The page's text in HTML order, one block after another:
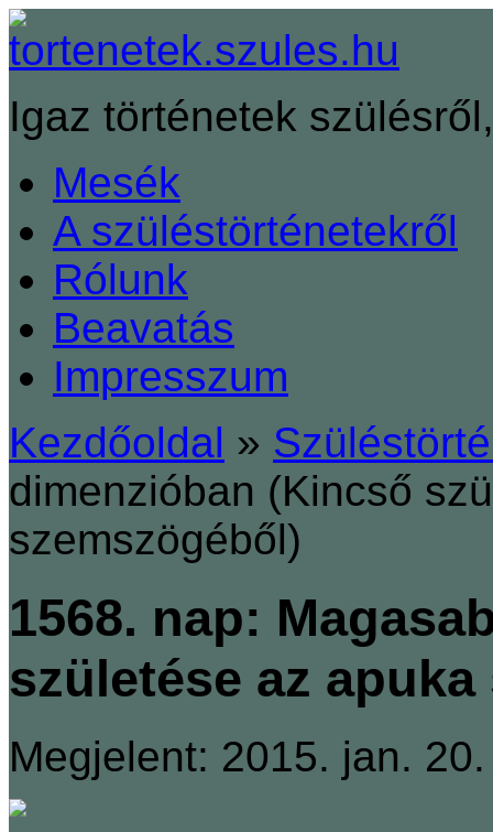
Igaz történetek
Mesék
A szüléstörténetekről
Rólunk
Beavatás
Impresszum
Kezdőoldal »
dimenzióban (Kincső
szemszögéből)
1568. nap:
születése az
Megjelent: 2015. jan. 20.